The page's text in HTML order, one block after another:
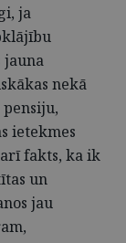
ja
jauna
nekā
ietekmes
fakts, ka ik
un
jau